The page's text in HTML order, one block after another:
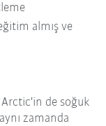
almış ve
Arctic'in de soğuk
zamanda